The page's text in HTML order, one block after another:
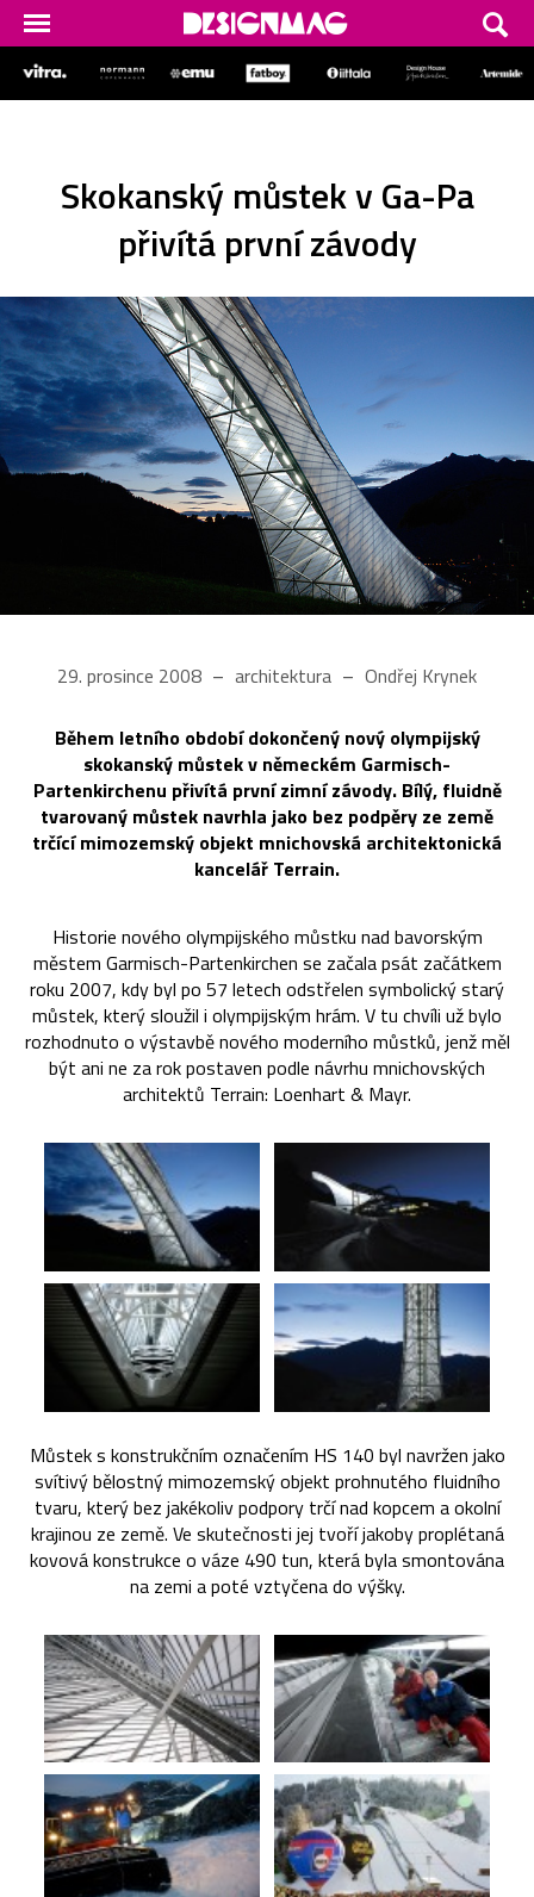
Skokanský můstek v Ga-Pa
přivítá první závody
29. prosince 2008 architektura Ondřej Krynek
Během letního období dokončený nový olympijský
skokanský můstek v německém Garmisch-
Partenkirchenu přivítá první zimní závody. Bílý, fluidně
tvarovaný můstek navrhla jako bez podpěry ze země
trčící mimozemský objekt mnichovská architektonická
kancelář Terrain.
Historie nového olympijského můstku nad bavorským
městem Garmisch-Partenkirchen se začala psát začátkem
roku 2007, kdy byl po 57 letech odstřelen symbolický starý
můstek, který sloužil i olympijským hrám. V tu chvíli už bylo
rozhodnuto o výstavbě nového moderního můstků, jenž měl
být ani ne za rok postaven podle návrhu mnichovských
architektů Terrain: Loenhart & Mayr.
Můstek s konstrukčním označením HS 140 byl navržen jako
svítivý bělostný mimozemský objekt prohnutého fluidního
tvaru, který bez jakékoliv podpory trčí nad kopcem a okolní
krajinou ze země. Ve skutečnosti jej tvoří jakoby proplétaná
kovová konstrukce o váze 490 tun, která byla smontována
na zemi a poté vztyčena do výšky.